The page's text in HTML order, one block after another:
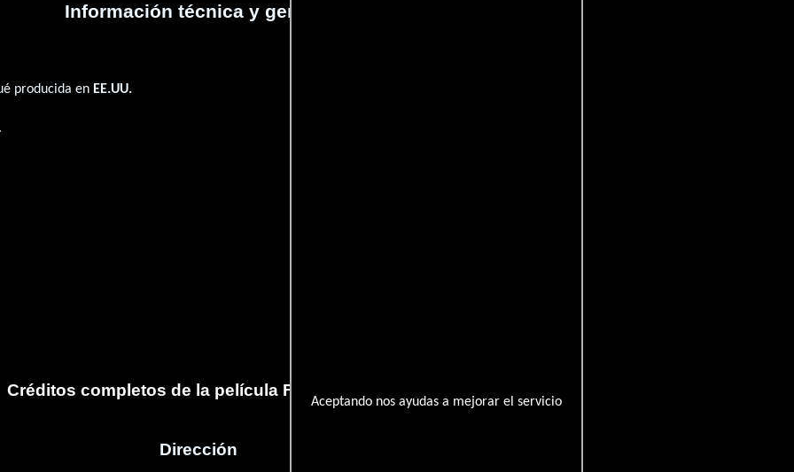
Aceptando nos ayudas a mejorar el servicio
Información técnica y general
producida en EE.UU.
Créditos completos de la película Fast Choices
Dirección